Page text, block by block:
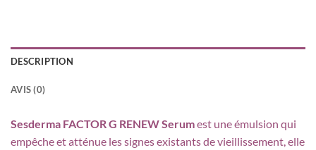
DESCRIPTION
AVIS (0)
Sesderma FACTOR G RENEW Serumest une émulsion qui
empêche et atténue les signes existants de vieillissement, elle